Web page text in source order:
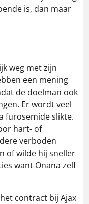
is, dan maar
weg met zijn
een mening
de doelman ook
Er wordt veel
furosemide slikte.
hart- of
verboden
of wilde hij sneller
want Onana zelf
contract bij Ajax